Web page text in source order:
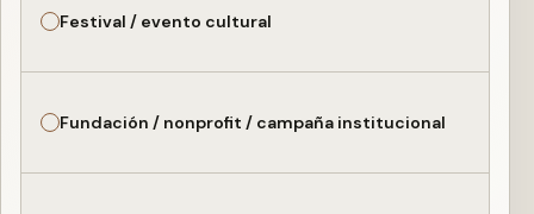
Festival / evento cultural
Fundación / nonprofit / campaña institucional